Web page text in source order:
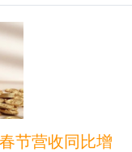
节营收同比增